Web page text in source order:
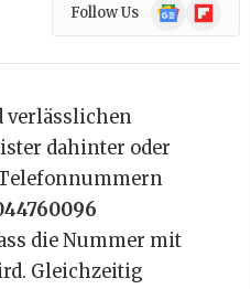
Follow Us
Google
News
Flipboard
verlässlichen
dahinter oder
die Nummer mit
Gleichzeitig